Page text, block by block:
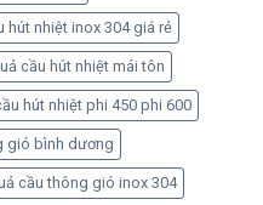
hút nhiệt inox 304 giá rẻ
cầu hút nhiệt mái tôn
hút nhiệt phi 450 phi 600
gió bình dương
cầu thông gió inox 304